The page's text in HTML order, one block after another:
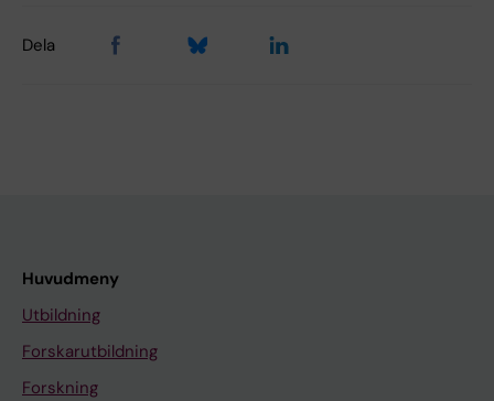
Dela
Huvudmeny
Utbildning
Forskarutbildning
Forskning